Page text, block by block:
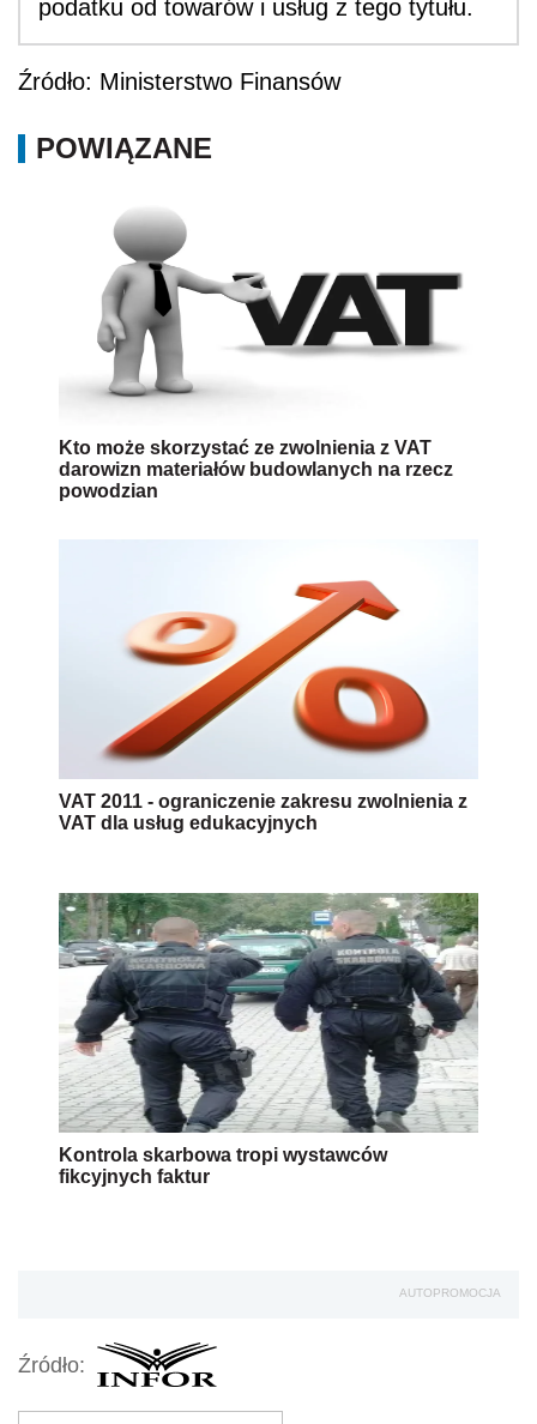
podatku od towarów i usług z tego tytułu.
Źródło: Ministerstwo Finansów
POWIĄZANE
Kto może skorzystać ze zwolnienia z VAT
darowizn materiałów budowlanych na rzecz
powodzian
VAT 2011 - ograniczenie zakresu zwolnienia z
VAT dla usług edukacyjnych
Kontrola skarbowa tropi wystawców
fikcyjnych faktur
AUTOPROMOCJA
Źródło: